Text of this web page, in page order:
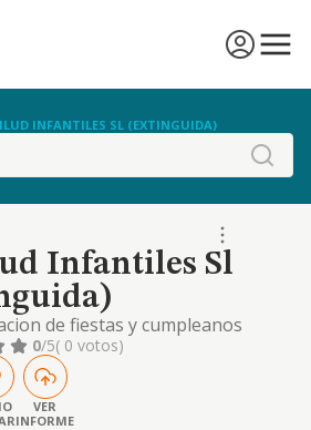
INFANTILES SL (EXTINGUIDA)
Infantiles Sl
de fiestas y cumpleanos
prestacion de servicios de
ensenanza de educacion infantil,
de actividades ludicas,
y de ocio infantiles
0/5( 0 votos)
VER
INFORME